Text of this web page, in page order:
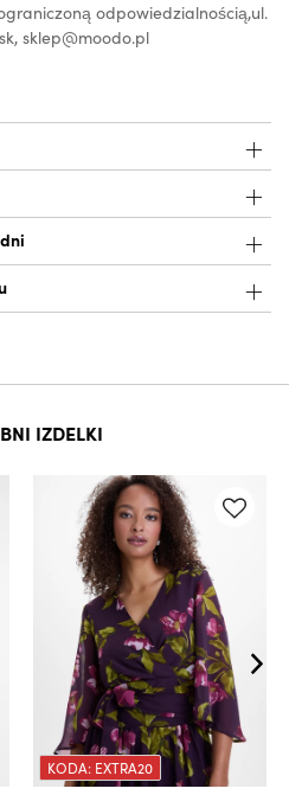
odpowiedzialnością,ul.
sklep@moodo.pl
IZDELKI
KODA: EXTRA20